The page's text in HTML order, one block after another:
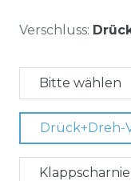
Verschluss:
Bitte wählen
Drück+Dreh-